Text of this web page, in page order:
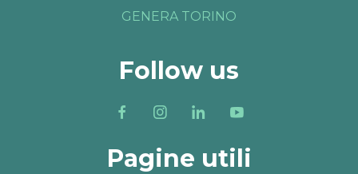
GENERA TORINO
Follow us
Pagine utili